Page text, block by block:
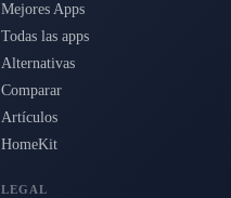
Mejores Apps
Todas las apps
Alternativas
Comparar
Artículos
HomeKit
LEGAL